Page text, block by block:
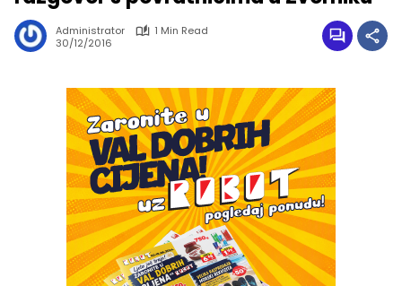
Administrator
1 Min Read
30/12/2016